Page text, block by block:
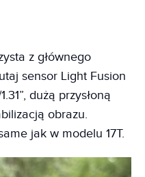
z głównego
sensor Light Fusion
dużą przysłoną
obrazu.
jak w modelu 17T.